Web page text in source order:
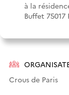
à la
Buffet 75017
Crous de Paris